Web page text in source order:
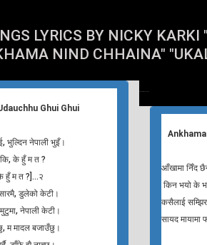
LYRICS BY NICKY KARKI
NIND CHHAINA"
Ghui Ghui
भुल्दिन नेपाली भुइँ।
कि, के हुँ म त ?
हुँ म त ?]…२
डुलेको केटी।
नेपाली केटी।
म मादल बजाउँछु।
Ankhama
आँखामा निँद
किन भयो के
कसैलाई
सायद